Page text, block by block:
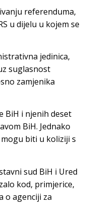
referenduma,
u dijelu u kojem se
jedinica,
suglasnost
zamjenika
BiH i njenih deset
BiH. Jednako
biti u koliziji s
sud BiH i Ured
kod, primjerice,
o agenciji za